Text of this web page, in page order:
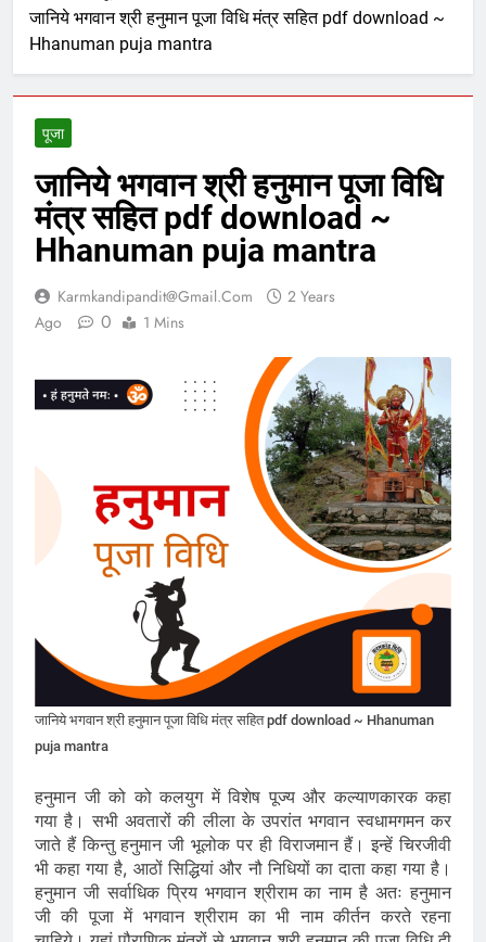
जानिये भगवान श्री हनुमान पूजा विधि मंत्र सहित pdf download ~
Hhanuman puja mantra
पूजा
जानिये भगवान श्री हनुमान पूजा विधि
मंत्र सहित pdf download ~
Hhanuman puja mantra
Karmkandipandit@gmail.com
2 Years
Ago
0 1 Mins
जानिये भगवान श्री हनुमान पूजा विधि मंत्र सहित pdf download ~ Hhanuman
puja mantra
हनुमान जी को को कलयुग में विशेष पूज्य और कल्याणकारक कहा
गया है। सभी अवतारों की लीला के उपरांत भगवान स्वधामगमन कर
जाते हैं किन्तु हनुमान जी भूलोक पर ही विराजमान हैं। इन्हें चिरजीवी
भी कहा गया है, आठों सिद्धियां और नौ निधियों का दाता कहा गया है।
हनुमान जी सर्वाधिक प्रिय भगवान श्रीराम का नाम है अतः हनुमान
जी की पूजा में भगवान श्रीराम का भी नाम कीर्तन करते रहना